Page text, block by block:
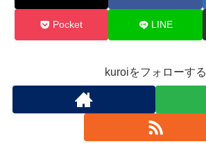
Pocket LINE
kuroiをフォローする